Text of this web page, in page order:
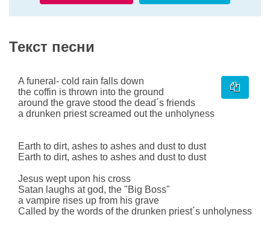
Текст песни
A funeral- cold rain falls down
the coffin is thrown into the ground
around the grave stood the dead´s friends
a drunken priest screamed out the unholyness
Earth to dirt, ashes to ashes and dust to dust
Earth to dirt, ashes to ashes and dust to dust
Jesus wept upon his cross
Satan laughs at god, the "Big Boss"
a vampire rises up from his grave
Called by the words of the drunken priest´s unholyness